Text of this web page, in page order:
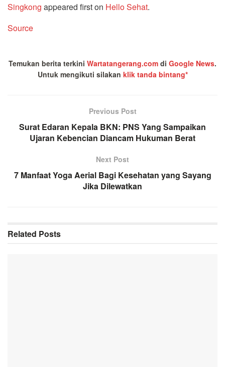
Singkong appeared first on Hello Sehat.
Source
Temukan berita terkini Wartatangerang.com di Google News.
Untuk mengikuti silakan klik tanda bintang*
Previous Post
Surat Edaran Kepala BKN: PNS Yang Sampaikan
Ujaran Kebencian Diancam Hukuman Berat
Next Post
7 Manfaat Yoga Aerial Bagi Kesehatan yang Sayang
Jika Dilewatkan
Related Posts